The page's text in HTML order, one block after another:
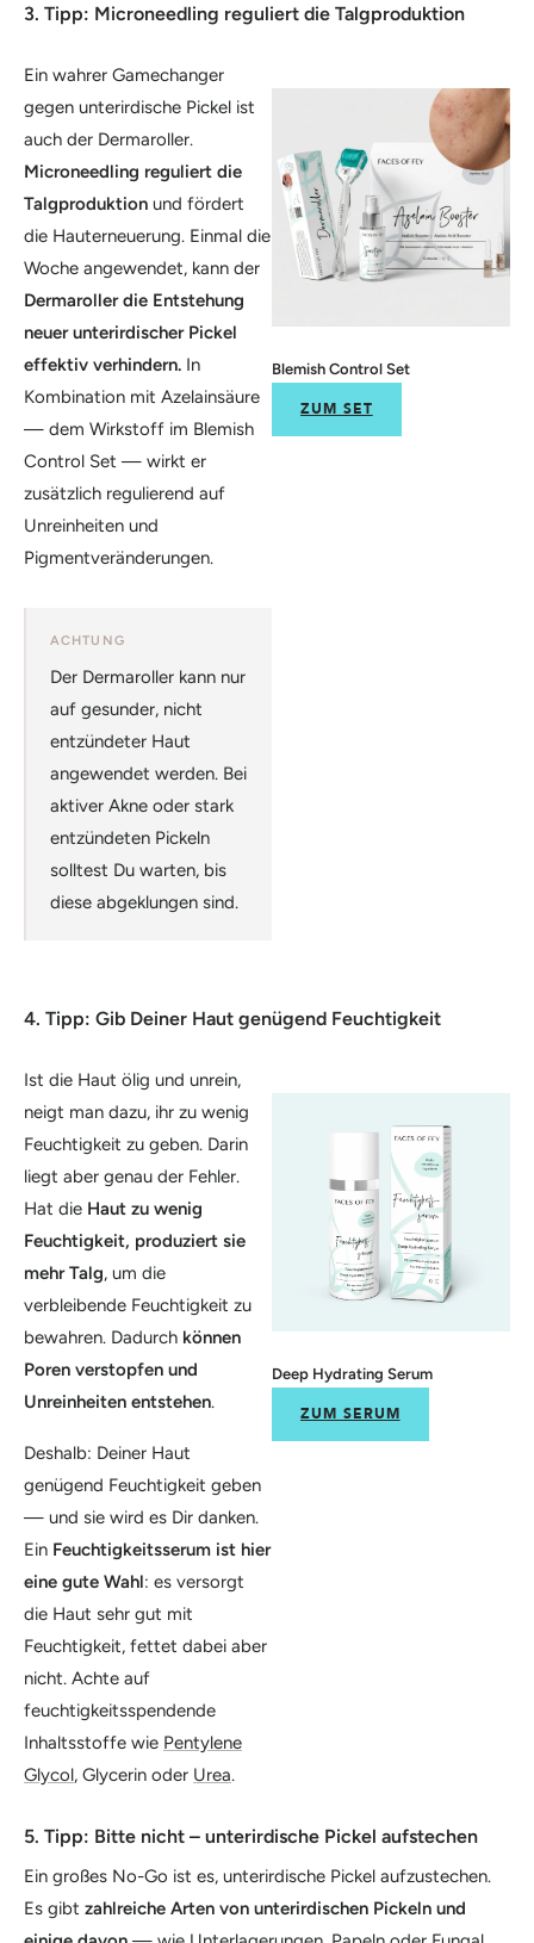
3. Tipp: Microneedling reguliert die Talgproduktion
Ein wahrer Gamechanger
gegen unterirdische Pickel ist
auch der Dermaroller.
Microneedling reguliert die
Talgproduktion und fördert
die Hauterneuerung. Einmal die
Woche angewendet, kann der
Dermaroller die Entstehung
neuer unterirdischer Pickel
effektiv verhindern. In
Kombination mit Azelainsäure
— dem Wirkstoff im Blemish
Control Set — wirkt er
zusätzlich regulierend auf
Unreinheiten und
Pigmentveränderungen.
ACHTUNG
Der Dermaroller kann nur
auf gesunder, nicht
entzündeter Haut
angewendet werden. Bei
aktiver Akne oder stark
entzündeten Pickeln
solltest Du warten, bis
diese abgeklungen sind.
Blemish Control Set
ZUM SET
4. Tipp: Gib Deiner Haut genügend Feuchtigkeit
Ist die Haut ölig und unrein,
neigt man dazu, ihr zu wenig
Feuchtigkeit zu geben. Darin
liegt aber genau der Fehler.
Hat die Haut zu wenig
Feuchtigkeit, produziert sie
mehr Talg, um die
verbleibende Feuchtigkeit zu
bewahren. Dadurch können
Poren verstopfen und
Unreinheiten entstehen.
Deshalb: Deiner Haut
genügend Feuchtigkeit geben
— und sie wird es Dir danken.
Ein Feuchtigkeitsserum ist hier
eine gute Wahl: es versorgt
die Haut sehr gut mit
Feuchtigkeit, fettet dabei aber
nicht. Achte auf
feuchtigkeitsspendende
Inhaltsstoffe wie Pentylene
Glycol, Glycerin oder Urea.
Deep Hydrating Serum
ZUM SERUM
5. Tipp: Bitte nicht – unterirdische Pickel aufstechen
Ein großes No-Go ist es, unterirdische Pickel aufzustechen.
Es gibt zahlreiche Arten von unterirdischen Pickeln und